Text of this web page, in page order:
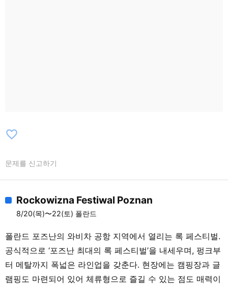
favorite_border
문제를 신고하기
Rockowizna Festiwal Poznan
8/20(목)〜22(토) 폴란드
폴란드 포즈난의 와비차 공항 지역에서 열리는 록 페스티벌.
공식적으로 ‘포즈난 최대의 록 페스티벌’을 내세우며, 펑크부
터 메탈까지 폭넓은 라인업을 갖춘다. 현장에는 캠핑장과 글
램핑도 마련되어 있어 체류형으로 즐길 수 있는 점도 매력이